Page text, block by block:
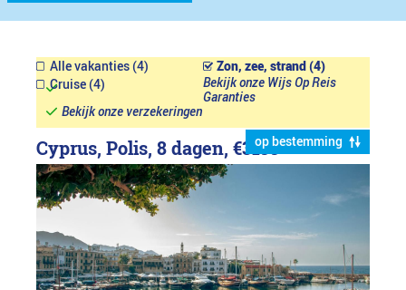
Alle vakanties (4)
Zon, zee, strand (4)
Cruise (4)
Bekijk onze Wijs Op Reis
Garanties
Bekijk onze verzekeringen
op bestemming
Cyprus, Polis, 8 dagen, €3199